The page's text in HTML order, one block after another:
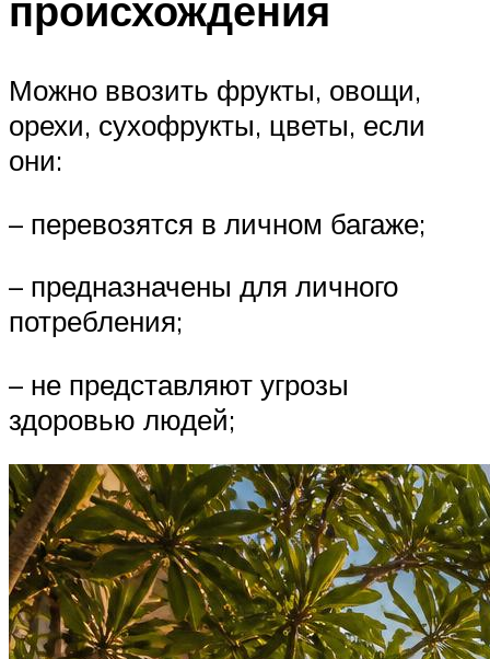
Можно ввозить фрукты, овощи,
орехи, сухофрукты, цветы, если
они:
– перевозятся в личном багаже;
– предназначены для личного
потребления;
– не представляют угрозы
здоровью людей;